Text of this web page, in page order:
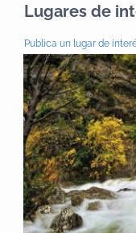
Lugares de
Publica un lugar de